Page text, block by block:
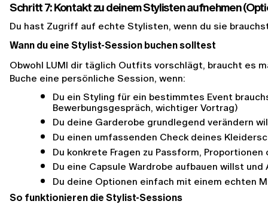
Schritt 7: Kontakt zu deinem Stylisten aufnehmen
Du hast Zugriff auf echte Stylisten, wenn du sie
Wann du eine Stylist-Session buchen solltest
Obwohl LUMI dir täglich Outfits vorschlägt, braucht es
Buche eine persönliche Session, wenn:
Du ein Styling für ein bestimmtes Event
Bewerbungsgespräch, wichtiger Vortrag)
Du deine Garderobe grundlegend verändern
Du einen umfassenden Check deines
Du konkrete Fragen zu Passform,
Du eine Capsule Wardrobe aufbauen willst
Du deine Optionen einfach mit einem echten
So funktionieren die Stylist-Sessions